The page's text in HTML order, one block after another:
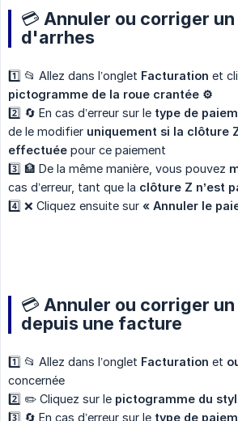
💳 Annuler ou corriger
d'arrhes
1️⃣ 📂 Allez dans l’onglet Facturation et
pictogramme de la roue crantée ⚙️
2️⃣ 🔄 En cas d’erreur sur le type de
de le modifier uniquement si la clôture
effectuée pour ce paiement
3️⃣ 🏦 De la même manière, vous pouvez
cas d’erreur, tant que la clôture Z n’est
4️⃣ ❌ Cliquez ensuite sur « Annuler le
💳 Annuler ou corriger
depuis une facture
1️⃣ 📂 Allez dans l’onglet Facturation et
concernée
2️⃣ ✏️ Cliquez sur le pictogramme du
3️⃣ 🔄 En cas d’erreur sur le type de